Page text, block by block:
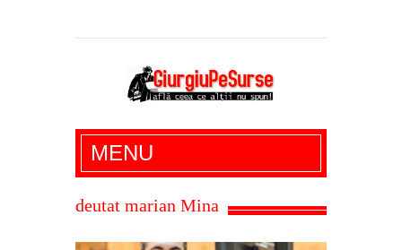
Giurgiu Pe Surse – actualitate giurgiu,
administratie giurgiu, stiri politice, social
economic, editoriale giurgiu, dezvaluiri,
MENU
deutat marian Mina